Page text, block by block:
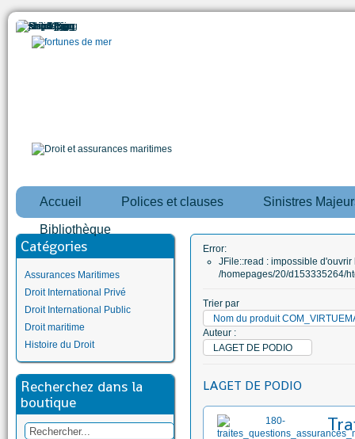
Accueil Polices et clauses Sinistres
Bibliothèque
Catégories
Assurances Maritimes
Droit International Privé
Droit International Public
Droit maritime
Histoire du Droit
Recherchez dans la
boutique
Error:
JFile::read : impossible d'ouvrir
/homepages/20/d153335264/
Trier par
Nom du produit
Auteur :
LAGET DE PODIO
LAGET DE PODIO